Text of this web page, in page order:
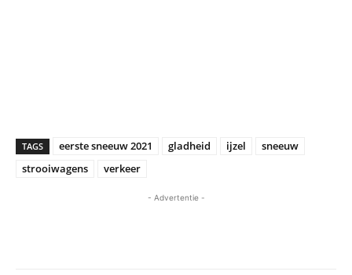
TAGS eerste sneeuw 2021 gladheid ijzel
sneeuw
strooiwagens
verkeer
- Advertentie -